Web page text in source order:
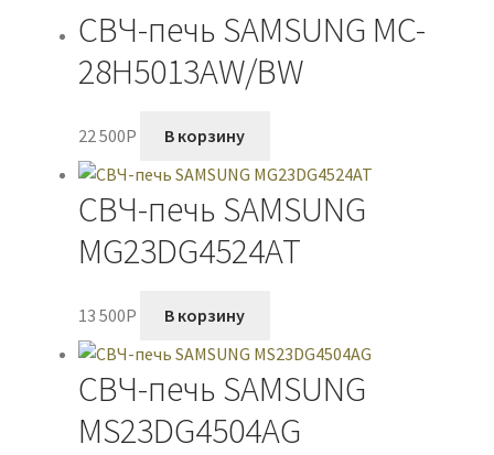
СВЧ-печь SAMSUNG MC-
28H5013AW/BW
22 500P В корзину
СВЧ-печь SAMSUNG
MG23DG4524AT
13 500P В корзину
СВЧ-печь SAMSUNG
MS23DG4504AG